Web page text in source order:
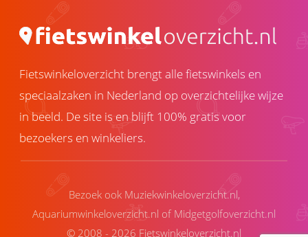
Fietswinkeloverzicht brengt alle fietswinkels en
speciaalzaken in Nederland op overzichtelijke wijze
in beeld. De site is en blijft 100% gratis voor
bezoekers en winkeliers.
Bezoek ook Muziekwinkeloverzicht.nl,
Aquariumwinkeloverzicht.nl of Midgetgolfoverzicht.nl
© 2008 - 2026 Fietswinkeloverzicht.nl